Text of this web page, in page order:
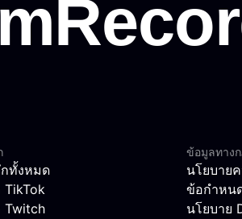
ทั้งหมด
ข้อมูลทาง
นโยบาย
ข้อกำหน
นโยบาย